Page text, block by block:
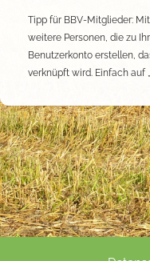
Tipp für BBV-Mitglieder:
weitere Personen, die zu
Benutzerkonto erstellen,
verknüpft wird. Einfach auf „